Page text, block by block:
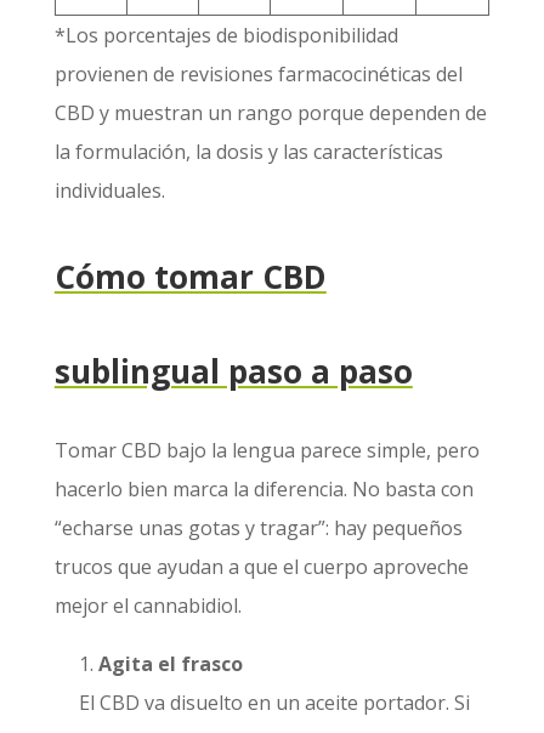
*Los porcentajes de biodisponibilidad
provienen de revisiones farmacocinéticas del
CBD y muestran un rango porque dependen de
la formulación, la dosis y las características
individuales.
Cómo tomar CBD
sublingual paso a paso
Tomar CBD bajo la lengua parece simple, pero
hacerlo bien marca la diferencia. No basta con
“echarse unas gotas y tragar”: hay pequeños
trucos que ayudan a que el cuerpo aproveche
mejor el cannabidiol.
Agita el frasco
El CBD va disuelto en un aceite portador. Si